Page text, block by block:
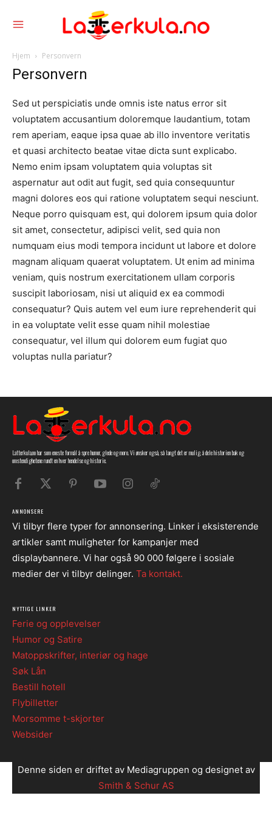
Hjem Personvern
Personvern
Sed ut perspiciatis unde omnis iste natus error sit
voluptatem accusantium doloremque laudantium, totam
rem aperiam, eaque ipsa quae ab illo inventore veritatis
et quasi architecto beatae vitae dicta sunt explicabo.
Nemo enim ipsam voluptatem quia voluptas sit
aspernatur aut odit aut fugit, sed quia consequuntur
magni dolores eos qui ratione voluptatem sequi nesciunt.
Neque porro quisquam est, qui dolorem ipsum quia dolor
sit amet, consectetur, adipisci velit, sed quia non
numquam eius modi tempora incidunt ut labore et dolore
magnam aliquam quaerat voluptatem. Ut enim ad minima
veniam, quis nostrum exercitationem ullam corporis
suscipit laboriosam, nisi ut aliquid ex ea commodi
consequatur? Quis autem vel eum iure reprehenderit qui
in ea voluptate velit esse quam nihil molestiae
consequatur, vel illum qui dolorem eum fugiat quo
voluptas nulla pariatur?
Latterkula.no har som eneste formål å spre humor, glede og moro. Vi ønsker også, så langt det er mulig, å dele historien bak og
omstendighetene rundt en hver hendelse og historie.
ANNONSERE
Vi tilbyr flere typer for annonsering. Linker i eksisterende
artikler samt muligheter for kampanjer med
displaybannere. Vi har også 90 000 følgere i sosiale
medier der vi tilbyr delinger. Ta kontakt.
NYTTIGE LINKER
Ferie og opplevelser
Humor og Satire
Matoppskrifter, interiør og hage
Søk Lån
Bestill hotell
Flybilletter
Morsomme t-skjorter
Websider
Denne siden er driftet av Mediagruppen og designet av
Smith & Schur AS